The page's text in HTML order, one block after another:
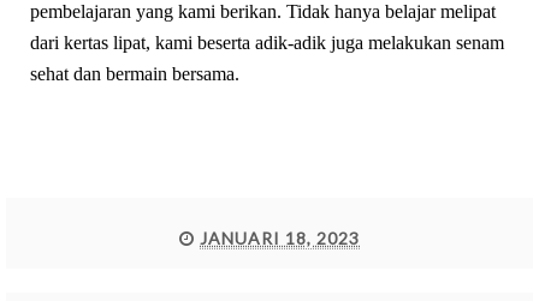
pembelajaran yang kami berikan. Tidak hanya belajar melipat
dari kertas lipat, kami beserta adik-adik juga melakukan senam
sehat dan bermain bersama.
JANUARI 18, 2023